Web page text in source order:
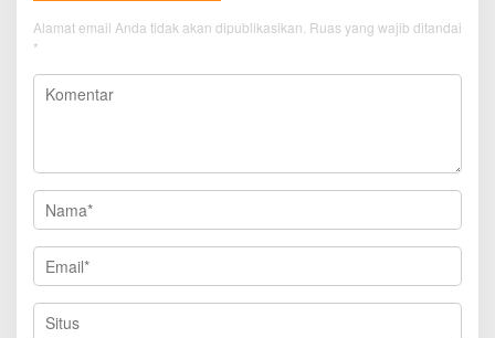
Alamat email Anda tidak akan dipublikasikan. Ruas yang wajib ditandai
*